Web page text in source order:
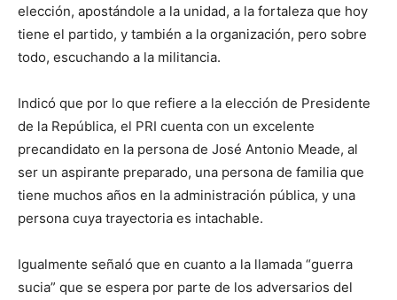
elección, apostándole a la unidad, a la fortaleza que hoy
tiene el partido, y también a la organización, pero sobre
todo, escuchando a la militancia.
Indicó que por lo que refiere a la elección de Presidente
de la República, el PRI cuenta con un excelente
precandidato en la persona de José Antonio Meade, al
ser un aspirante preparado, una persona de familia que
tiene muchos años en la administración pública, y una
persona cuya trayectoria es intachable.
Igualmente señaló que en cuanto a la llamada “guerra
sucia” que se espera por parte de los adversarios del